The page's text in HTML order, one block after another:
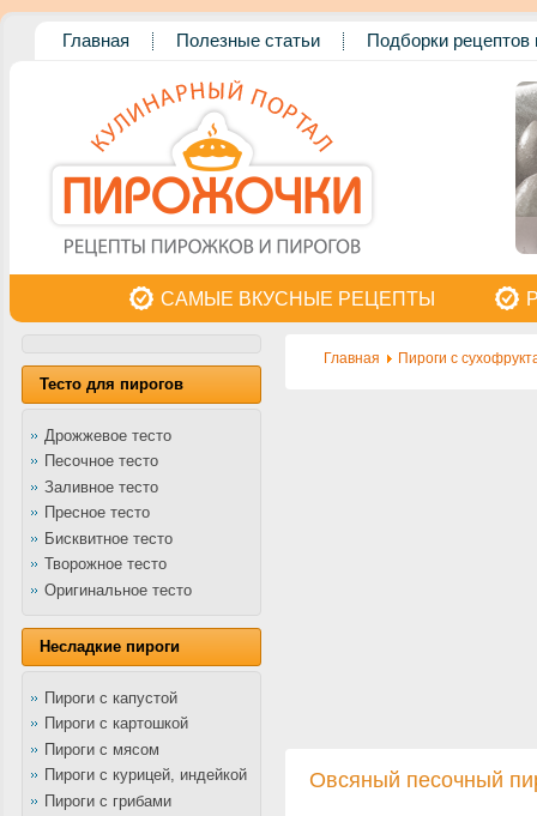
Главная Полезные статьи Подборки рецептов
САМЫЕ ВКУСНЫЕ РЕЦЕПТЫ
Тесто для пирогов
Дрожжевое тесто
Песочное тесто
Заливное тесто
Пресное тесто
Бисквитное тесто
Творожное тесто
Оригинальное тесто
Несладкие пироги
Пироги с капустой
Пироги с картошкой
Пироги с мясом
Пироги с курицей, индейкой
Пироги с грибами
Главная Пироги с
Овсяный песочный